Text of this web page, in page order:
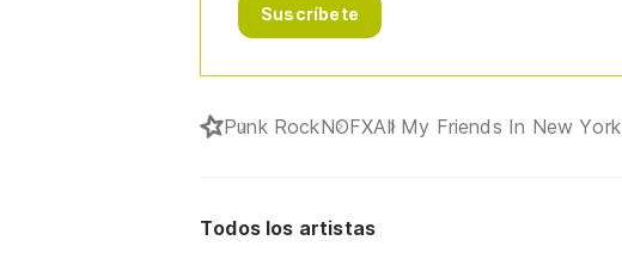
Suscríbete
Punk RockNOFXAll My Friends In New York
Todos los artistas